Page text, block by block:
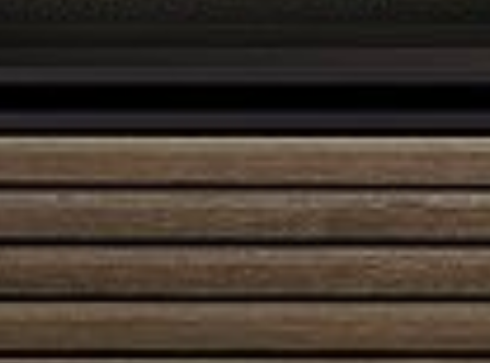
Piippulaskuri.fi-
palvelussa
voit laskea
hinnat ›